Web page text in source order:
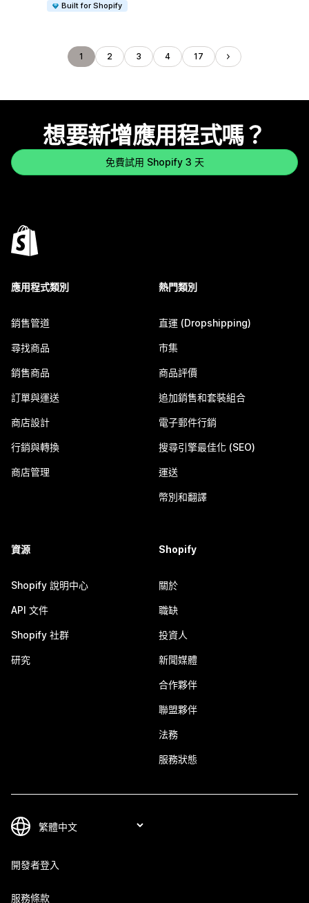
Built for Shopify
1 2 3 4 17
想要新增應用程式嗎？
免費試用 Shopify 3 天
應用程式類別
銷售管道
尋找商品
銷售商品
訂單與運送
商店設計
行銷與轉換
商店管理
熱門類別
直運 (Dropshipping)
市集
商品評價
追加銷售和套裝組合
電子郵件行銷
搜尋引擎最佳化 (SEO)
運送
幣別和翻譯
資源
Shopify 說明中心
API 文件
Shopify 社群
研究
Shopify
關於
職缺
投資人
新聞媒體
合作夥伴
聯盟夥伴
法務
服務狀態
開發者登入
服務條款